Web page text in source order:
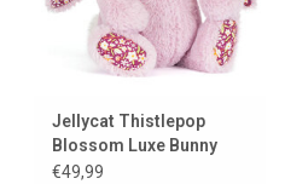
Jellycat Thistlepop
Blossom Luxe Bunny
€49,99